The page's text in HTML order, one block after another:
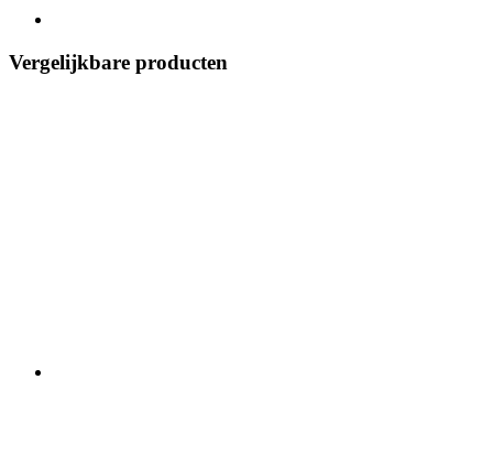
Vergelijkbare producten